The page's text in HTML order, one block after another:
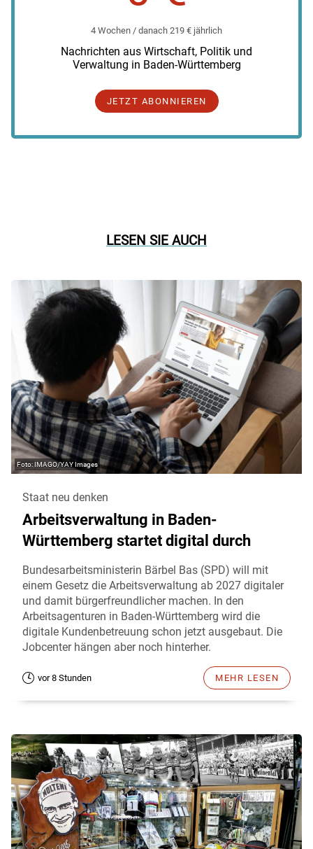
4 Wochen / danach 219 € jährlich
Nachrichten aus Wirtschaft, Politik und
Verwaltung in Baden-Württemberg
JETZT ABONNIEREN
LESEN SIE AUCH
IMAGO/YAY Images
Staat neu denken
Arbeitsverwaltung in Baden-
Württemberg startet digital durch
Bundesarbeitsministerin Bärbel Bas (SPD) will mit
einem Gesetz die Arbeitsverwaltung ab 2027 digitaler
und damit bürgerfreundlicher machen. In den
Arbeitsagenturen in Baden-Württemberg wird die
digitale Kundenbetreuung schon jetzt ausgebaut. Die
Jobcenter hängen aber noch hinterher.
vor 8 Stunden MEHR LESEN